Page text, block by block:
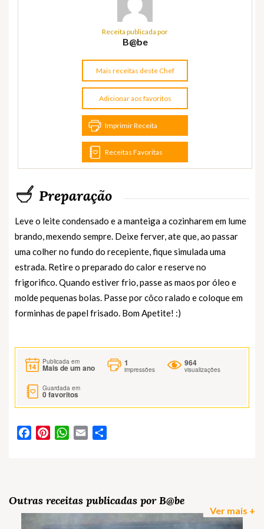
Receita publicada por
B@be
Mais receitas deste Chef
Adicionar aos favoritos
Imprimir Receita
Receitas Favoritas
Preparação
Leve o leite condensado e a manteiga a cozinharem em lume
brando, mexendo sempre. Deixe ferver, ate que, ao passar
uma colher no fundo do recepiente, fique simulada uma
estrada. Retire o preparado do calor e reserve no
frigorifico. Quando estiver frio, passe as maos por óleo e
molde pequenas bolas. Passe por côco ralado e coloque em
forminhas de papel frisado. Bom Apetite! :)
Publicada em
Mais de um ano
1
impressões
964
visualizações
Guardada em
0favoritos
FacebookPinterestWhatsApp
Email
Outras receitas publicadas por B@be
Ver mais +